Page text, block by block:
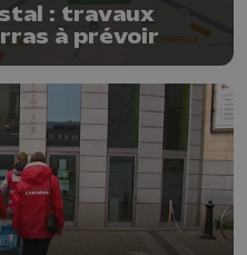
: travaux
à prévoir